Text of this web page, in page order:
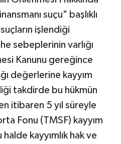
suçu" başlıklı
işlendiği
sebeplerinin varlığı
Kanunu gereğince
değerlerine kayyım
takdirde bu hükmün
itibaren 5 yıl süreyle
Fonu (TMSF) kayyım
kayyımlık hak ve